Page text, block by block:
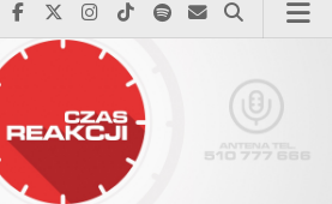
Najlepiej po prostu do nas zadzwoń
Odwiedź nas na Facebook-u
Odwiedź nas na X
Odwiedź nas na Instagram-ie
Odwiedź nas na TikTok-u
Szukaj nas na Spotify
Wyślij do nas
Szukaj